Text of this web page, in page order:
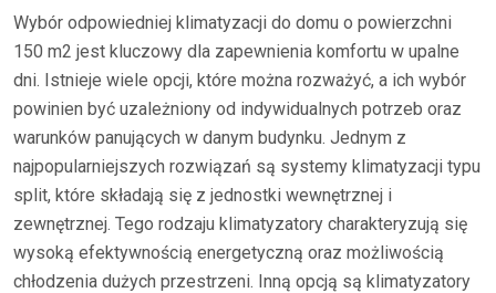
Wybór odpowiedniej klimatyzacji do domu o powierzchni
150 m2 jest kluczowy dla zapewnienia komfortu w upalne
dni. Istnieje wiele opcji, które można rozważyć, a ich wybór
powinien być uzależniony od indywidualnych potrzeb oraz
warunków panujących w danym budynku. Jednym z
najpopularniejszych rozwiązań są systemy klimatyzacji typu
split, które składają się z jednostki wewnętrznej i
zewnętrznej. Tego rodzaju klimatyzatory charakteryzują się
wysoką efektywnością energetyczną oraz możliwością
chłodzenia dużych przestrzeni. Inną opcją są klimatyzatory